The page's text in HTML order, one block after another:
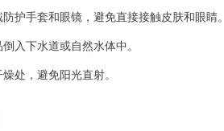
护手套和眼镜，避免直接接触皮肤和眼睛。
入下水道或自然水体中。
处，避免阳光直射。